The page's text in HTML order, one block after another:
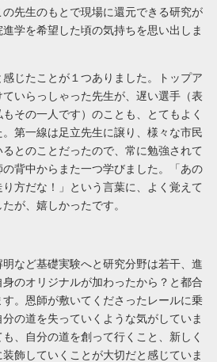
先生のもとで現場に還元できる研究が
学を希望した頃の気持ちを思い出しま
じたことが１つありました。トップア
いらっしゃった先生が、遅い選手（表
その一人です）のことも、とてもよく
第一線は足立先生に譲り、様々な市民
とのことだったので、常に勉強されて
背中からまた一つ学びました。「あの
方だな！」という言葉に、よく覚えて
が、嬉しかったです。
など基礎実験へと研究分野は若干、進
のオリジナルが加わったから？と都合
。恩師が敷いてくださったレールに乗
の道を失っていくような気がしていま
、自分の道を創って行くこと、新しく
飾していくことが大切だと感じていま